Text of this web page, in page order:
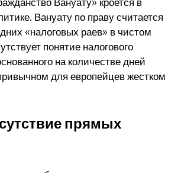
Вануату» кроется в
Вануату по праву считается
«налоговых раев» в чистом
понятие налогового
на количестве дней
для европейцев жестком
прямых